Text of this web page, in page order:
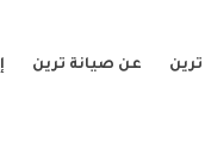
عن صيانة ترين